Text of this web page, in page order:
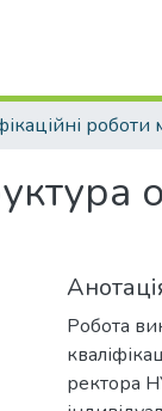
Робота
ректора